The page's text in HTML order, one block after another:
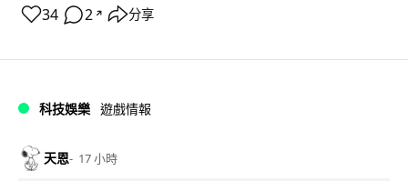
34 2 ↗ 分享
科技娛樂 遊戲情報
天恩 17 小時